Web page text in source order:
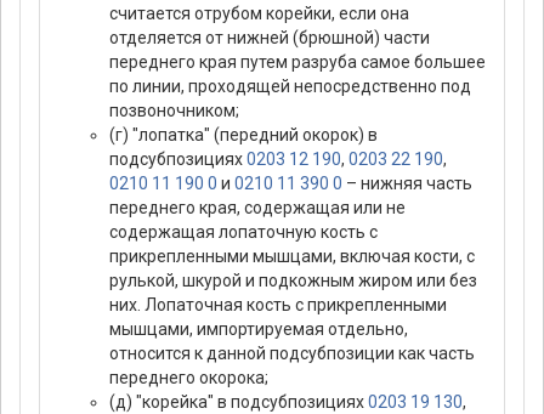
считается отрубом корейки, если она
отделяется от нижней (брюшной) части
переднего края путем разруба самое большее
по линии, проходящей непосредственно под
позвоночником;
(г) "лопатка" (передний окорок) в
подсубпозициях0203 12 190, 0203 22 190,
0210 11 190 0 и 0210 11 390 0 – нижняя часть
переднего края, содержащая или не
содержащая лопаточную кость с
прикрепленными мышцами, включая кости, с
рулькой, шкурой и подкожным жиром или без
них. Лопаточная кость с прикрепленными
мышцами, импортируемая отдельно,
относится к данной подсубпозиции как часть
переднего окорока;
(д) "корейка" в подсубпозициях0203 19 130,